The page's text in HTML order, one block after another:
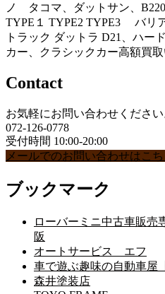
ノ タコマ、ダットサン、
TYPE１ TYPE2 TYPE3 バ
トラック ダットラ D21、ハ
カー、クラシックカー高額買取
Contact
お気軽にお問い合わせください
072-126-0778
受付時間 10:00-20:00
メールでのお問い合わせはこち
ブックマーク
ローバーミニ中古車販売
阪
オートサービス エフ
車で遊ぶ趣味の自動車屋
森井塗装店